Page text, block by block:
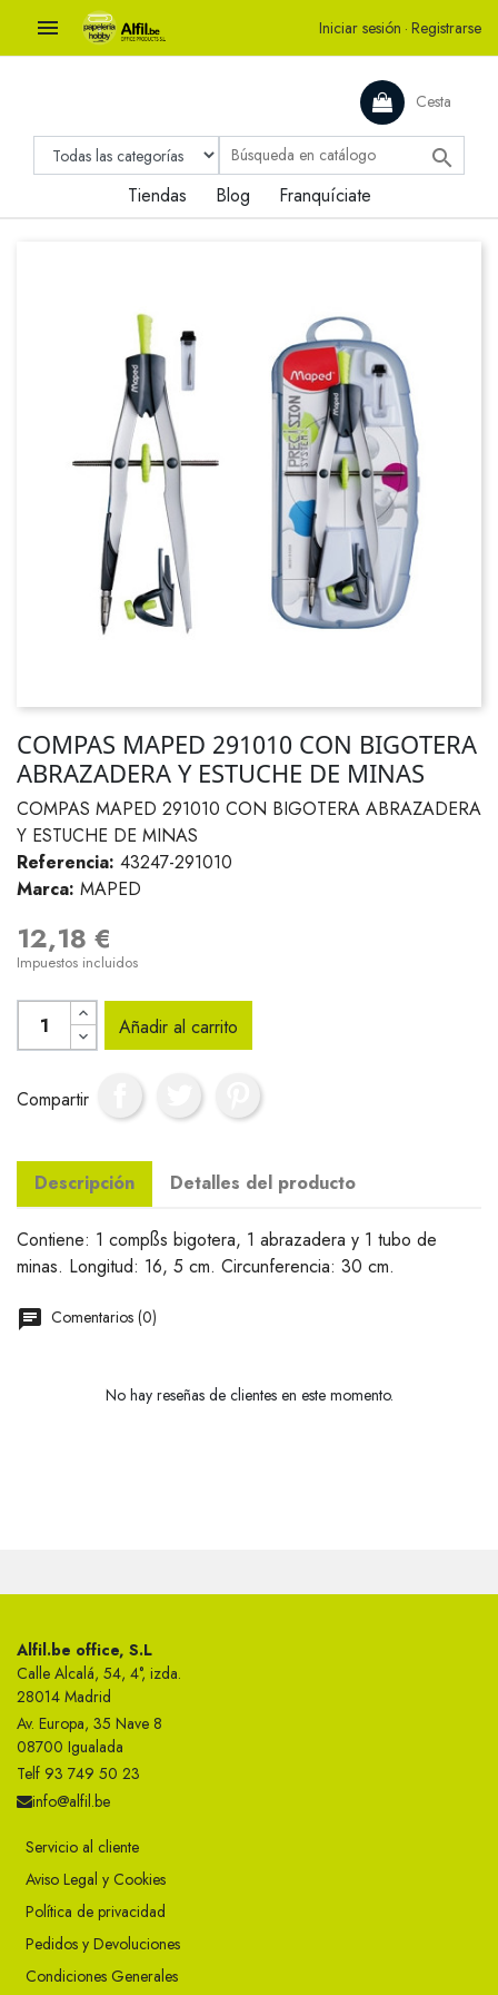
 Iniciar sesión · Registrarse
Cesta

Tiendas Blog Franquíciate
COMPAS MAPED 291010 CON BIGOTERA
ABRAZADERA Y ESTUCHE DE MINAS
COMPAS MAPED 291010 CON BIGOTERA ABRAZADERA
Y ESTUCHE DE MINAS
Referencia: 43247-291010
Marca: MAPED
12,18 €
Impuestos incluidos
Añadir al carrito
Compartir
Descripción Detalles del producto
Contiene: 1 compßs bigotera, 1 abrazadera y 1 tubo de
minas. Longitud: 16, 5 cm. Circunferencia: 30 cm.
Comentarios (0)
No hay reseñas de clientes en este momento.
Alfil.be office, S.L
Calle Alcalá, 54, 4°, izda.
28014 Madrid
Av. Europa, 35 Nave 8
08700 Igualada
Telf 93 749 50 23
info@alfil.be
Servicio al cliente
Aviso Legal y Cookies
Política de privacidad
Pedidos y Devoluciones
Condiciones Generales